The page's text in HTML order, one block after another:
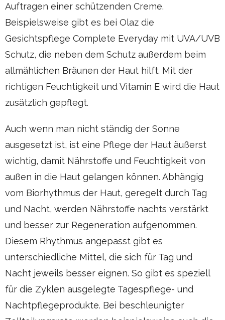
Auftragen einer schützenden Creme.
Beispielsweise gibt es bei Olaz die
Gesichtspflege Complete Everyday mit UVA/UVB
Schutz, die neben dem Schutz außerdem beim
allmählichen Bräunen der Haut hilft. Mit der
richtigen Feuchtigkeit und Vitamin E wird die Haut
zusätzlich gepflegt.
Auch wenn man nicht ständig der Sonne
ausgesetzt ist, ist eine Pflege der Haut äußerst
wichtig, damit Nährstoffe und Feuchtigkeit von
außen in die Haut gelangen können. Abhängig
vom Biorhythmus der Haut, geregelt durch Tag
und Nacht, werden Nährstoffe nachts verstärkt
und besser zur Regeneration aufgenommen.
Diesem Rhythmus angepasst gibt es
unterschiedliche Mittel, die sich für Tag und
Nacht jeweils besser eignen. So gibt es speziell
für die Zyklen ausgelegte Tagespflege- und
Nachtpflegeprodukte. Bei beschleunigter